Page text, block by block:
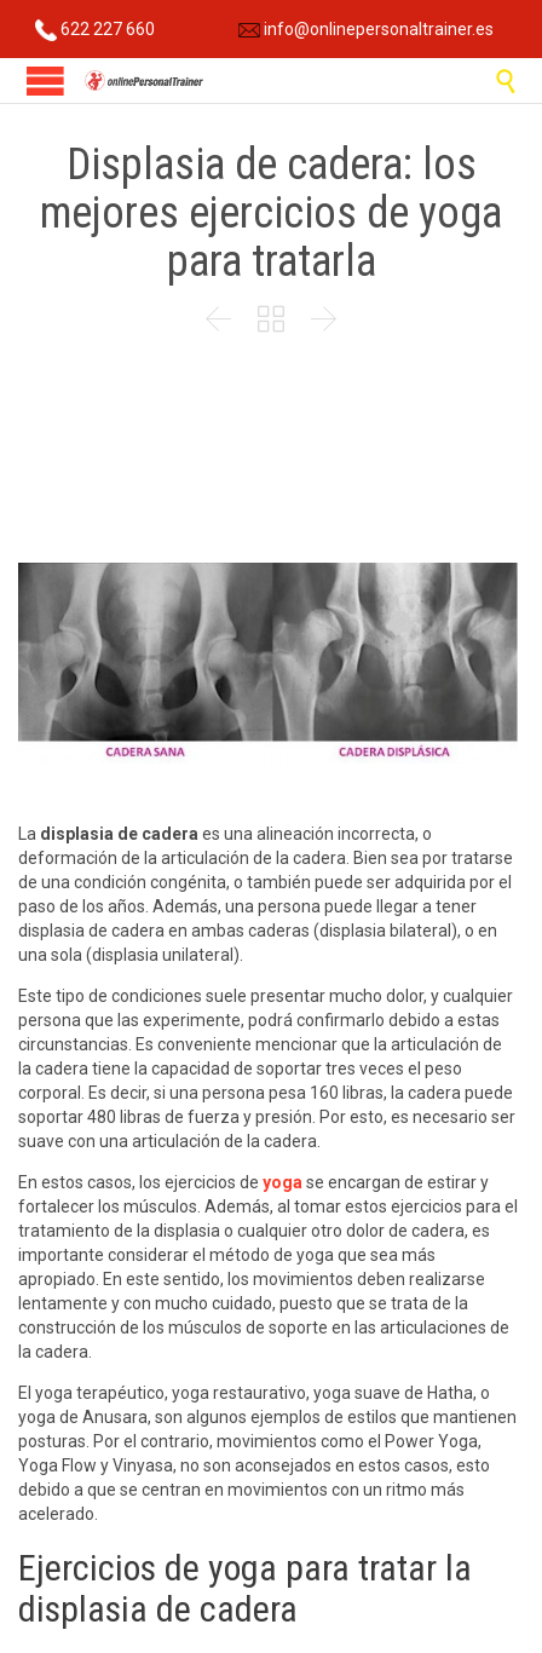
622 227 660 info@onlinepersonaltrainer.es

Displasia de cadera: los
mejores ejercicios de yoga
para tratarla
  
La displasia de cadera es una alineación incorrecta, o
deformación de la articulación de la cadera. Bien sea por tratarse
de una condición congénita, o también puede ser adquirida por el
paso de los años. Además, una persona puede llegar a tener
displasia de cadera en ambas caderas (displasia bilateral), o en
una sola (displasia unilateral).
Este tipo de condiciones suele presentar mucho dolor, y cualquier
persona que las experimente, podrá confirmarlo debido a estas
circunstancias. Es conveniente mencionar que la articulación de
la cadera tiene la capacidad de soportar tres veces el peso
corporal. Es decir, si una persona pesa 160 libras, la cadera puede
soportar 480 libras de fuerza y presión. Por esto, es necesario ser
suave con una articulación de la cadera.
En estos casos, los ejercicios de yogase encargan de estirar y
fortalecer los músculos. Además, al tomar estos ejercicios para el
tratamiento de la displasia o cualquier otro dolor de cadera, es
importante considerar el método de yoga que sea más
apropiado. En este sentido, los movimientos deben realizarse
lentamente y con mucho cuidado, puesto que se trata de la
construcción de los músculos de soporte en las articulaciones de
la cadera.
El yoga terapéutico, yoga restaurativo, yoga suave de Hatha, o
yoga de Anusara, son algunos ejemplos de estilos que mantienen
posturas. Por el contrario, movimientos como el Power Yoga,
Yoga Flow y Vinyasa, no son aconsejados en estos casos, esto
debido a que se centran en movimientos con un ritmo más
acelerado.
Ejercicios de yoga para tratar la
displasia de cadera